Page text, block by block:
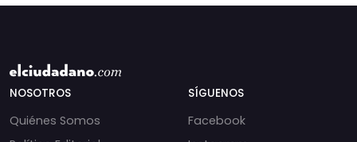
NOSOTROS
Quiénes Somos
SÍGUENOS
Facebook